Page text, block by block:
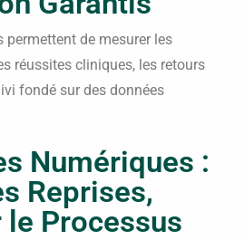
de mesurer les
réussites cliniques, les retours
fondé sur des données
Numériques :
Reprises,
Processus